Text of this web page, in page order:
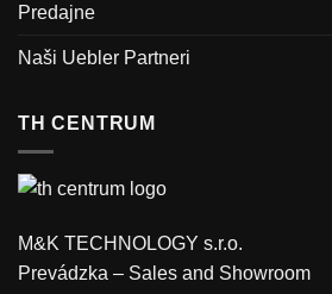
Predajne
Naši Uebler Partneri
TH CENTRUM
M&K TECHNOLOGY s.r.o.
Prevádzka – Sales and Showroom